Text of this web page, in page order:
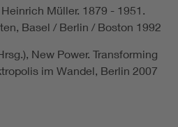
Müller. 1879 - 1951.
Basel / Berlin / Boston 1992
New Power. Transforming
im Wandel, Berlin 2007